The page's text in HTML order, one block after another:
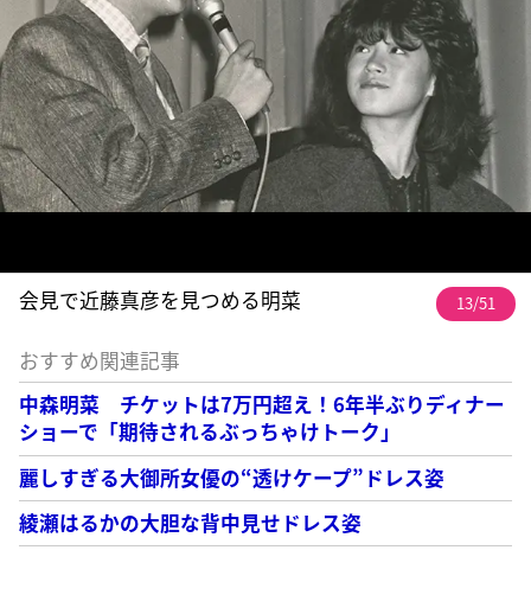
会見で近藤真彦を見つめる明菜 13/51
おすすめ関連記事
中森明菜 チケットは7万円超え！6年半ぶりディナー
ショーで「期待されるぶっちゃけトーク」
麗しすぎる大御所女優の“透けケープ”ドレス姿
綾瀬はるかの大胆な背中見せドレス姿